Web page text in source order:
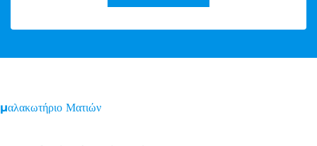
μαλακωτήριο Ματιών